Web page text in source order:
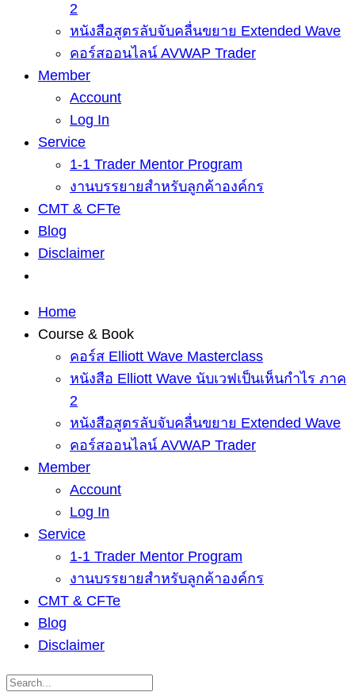
2
หนังสือสูตรลับจับคลื่นขยาย Extended Wave
คอร์สออนไลน์ AVWAP Trader
Member
Account
Log In
Service
1-1 Trader Mentor Program
งานบรรยายสำหรับลูกค้าองค์กร
CMT & CFTe
Blog
Disclaimer
Home
Course & Book
คอร์ส Elliott Wave Masterclass
หนังสือ Elliott Wave นับเวฟเป็นเห็นกำไร ภาค
2
หนังสือสูตรลับจับคลื่นขยาย Extended Wave
คอร์สออนไลน์ AVWAP Trader
Member
Account
Log In
Service
1-1 Trader Mentor Program
งานบรรยายสำหรับลูกค้าองค์กร
CMT & CFTe
Blog
Disclaimer
Search